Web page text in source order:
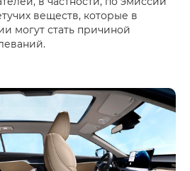
веществ, которые в
могут стать причиной